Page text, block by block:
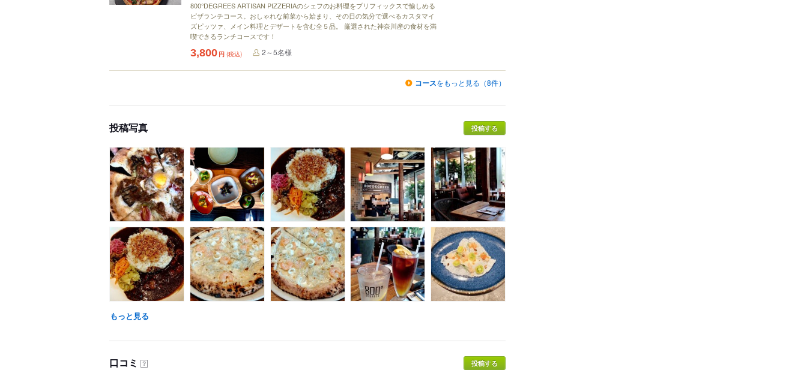
800°DEGREES ARTISAN PIZZERIAのシェフのお料理をプリフィックスで愉しめる
ピザランチコース。おしゃれな前菜から始まり、その日の気分で選べるカスタマイ
ズピッツァ、メイン料理とデザートを含む全５品。 厳選された神奈川産の食材を満
喫できるランチコースです！
3,800 円 (税込) 2～5名様
コースをもっと見る（8件）
投稿写真 投稿する
もっと見る
口コミ ？ 投稿する